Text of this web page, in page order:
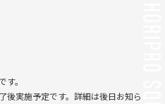
。
実施予定です。詳細は後日お知ら